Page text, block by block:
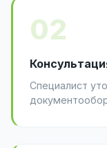
02
Специалист